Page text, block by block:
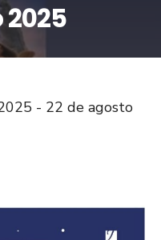
2025
- 22 de agosto